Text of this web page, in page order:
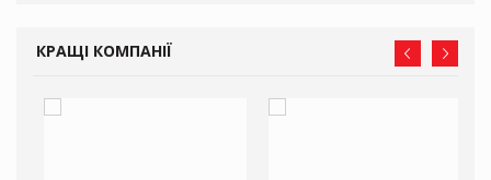
КРАЩІ КОМПАНІЇ